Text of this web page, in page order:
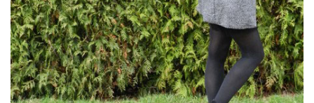
MODE
BEAUTÉ
DIVERSES BOX
DIY
LIFESTYLE